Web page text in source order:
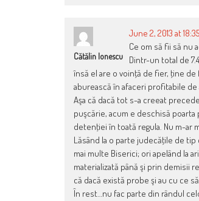
Cătălin Ionescu
June 2, 2013 at 18:35
Ce om să fii să nu
Dintr-un total de
însă el are o voinţă de fier, ţine de
aburească în afaceri profitabile de
Aşa că dacă tot s-a creeat
puşcărie, acum e deschisă
detenţiei în toată regula. Nu m-ar
Lăsând la o parte judecăţile de
mai multe Biserici; ori apelând la
materializată până şi prin demisii
că dacă există probe şi au cu ce
În rest…nu fac parte din rândul